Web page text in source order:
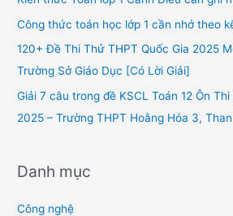
o
Công thức toán học lớp 1 cần nhớ theo
120+ Đề Thi Thử THPT Quốc Gia 2025
Trường Sở Giáo Dục [Có Lời Giải]
Giải 7 câu trong đề KSCL Toán 12 Ôn
2025 – Trường THPT Hoằng Hóa 3,
Danh mục
Công nghệ